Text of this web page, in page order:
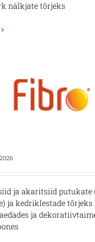
nälkjate tõrjeks
ja akaritsiid putukate
ja kedriklestade
ja